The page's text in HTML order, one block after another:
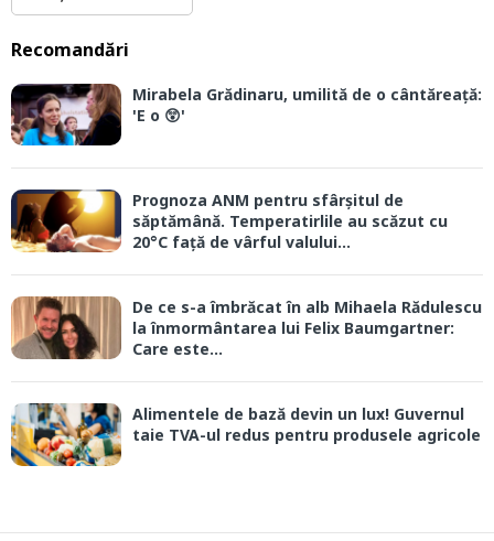
Recomandări
Mirabela Grădinaru, umilită de o cântăreață:
'E o 😲'
Prognoza ANM pentru sfârșitul de
săptămână. Temperatirlile au scăzut cu
20°C față de vârful valului...
De ce s-a îmbrăcat în alb Mihaela Rădulescu
la înmormântarea lui Felix Baumgartner:
Care este...
Alimentele de bază devin un lux! Guvernul
taie TVA-ul redus pentru produsele agricole